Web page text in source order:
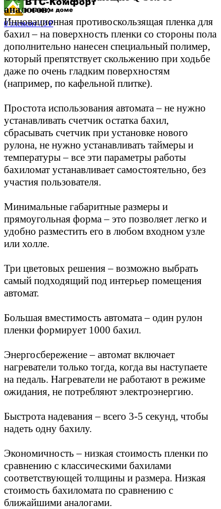
0элемент / 0₽
аналогов:
Инновационная противоскользящая пленка для
бахил – на поверхность пленки со стороны пола
дополнительно нанесен специальный полимер,
который препятствует скольжению при ходьбе
даже по очень гладким поверхностям
(например, по кафельной плитке).
Простота использования автомата – не нужно
устанавливать счетчик остатка бахил,
сбрасывать счетчик при установке нового
рулона, не нужно устанавливать таймеры и
температуры – все эти параметры работы
бахиломат устанавливает самостоятельно, без
участия пользователя.
Минимальные габаритные размеры и
прямоугольная форма – это позволяет легко и
удобно разместить его в любом входном узле
или холле.
Три цветовых решения – возможно выбрать
самый подходящий под интерьер помещения
автомат.
Большая вместимость автомата – один рулон
пленки формирует 1000 бахил.
Энергосбережение – автомат включает
нагреватели только тогда, когда вы наступаете
на педаль. Нагреватели не работают в режиме
ожидания, не потребляют электроэнергию.
Быстрота надевания – всего 3-5 секунд, чтобы
надеть одну бахилу.
Экономичность – низкая стоимость пленки по
сравнению с классическими бахилами
соответствующей толщины и размера. Низкая
стоимость бахиломата по сравнению с
ближайшими аналогами.